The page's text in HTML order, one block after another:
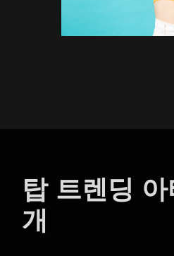
탑 트렌딩
개